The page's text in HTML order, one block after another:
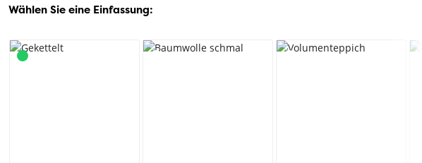
Wählen Sie eine Einfassung: